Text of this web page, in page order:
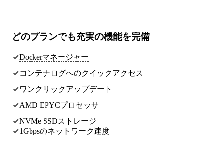
どのプランでも充実の機能を完備
Dockerマネージャー
コンテナログへのクイックアクセス
ワンクリックアップデート
AMD EPYCプロセッサ
NVMe SSDストレージ
1Gbpsのネットワーク速度